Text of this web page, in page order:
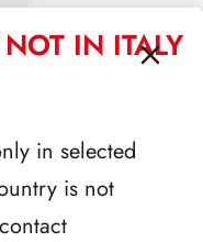
PAGINE 3+1
IN ITALY
in selected
is not